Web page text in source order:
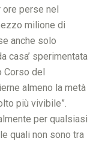
perse nel
milione di
anche solo
casa’ sperimentata
Corso del
almeno la metà
più vivibile”.
per qualsiasi
quali non sono tra